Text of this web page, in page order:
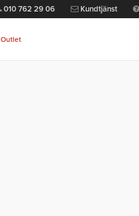
010 762 29 06 Kundtjänst
Outlet